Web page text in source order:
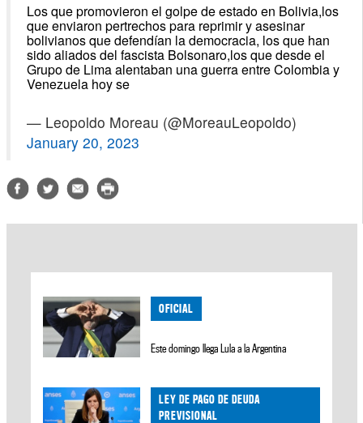
Los que promovieron el golpe de estado en Bolivia,los
que enviaron pertrechos para reprimir y asesinar
bolivianos que defendían la democracia, los que han
sido aliados del fascista Bolsonaro,los que desde el
Grupo de Lima alentaban una guerra entre Colombia y
Venezuela hoy se
— Leopoldo Moreau (@MoreauLeopoldo)
January 20, 2023
OFICIAL
Este domingo llega Lula a la Argentina
LEY DE PAGO DE DEUDA
PREVISIONAL